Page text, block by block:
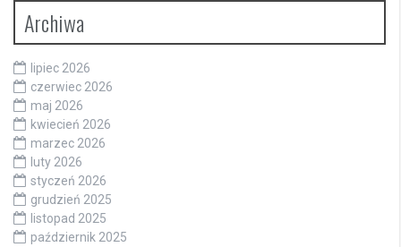
Archiwa
lipiec 2026
czerwiec 2026
maj 2026
kwiecień 2026
marzec 2026
luty 2026
styczeń 2026
grudzień 2025
listopad 2025
październik 2025